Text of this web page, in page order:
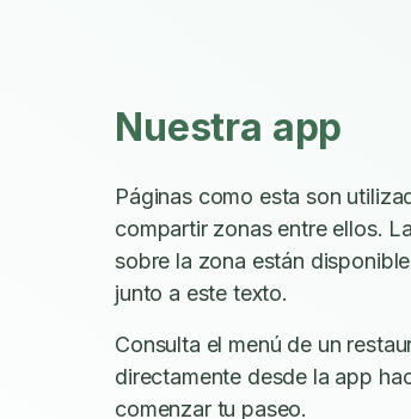
Nuestra app
Páginas como esta son
compartir zonas entre ellos.
sobre la zona están
junto a este texto.
Consulta el menú de un
directamente desde la app
comenzar tu paseo.